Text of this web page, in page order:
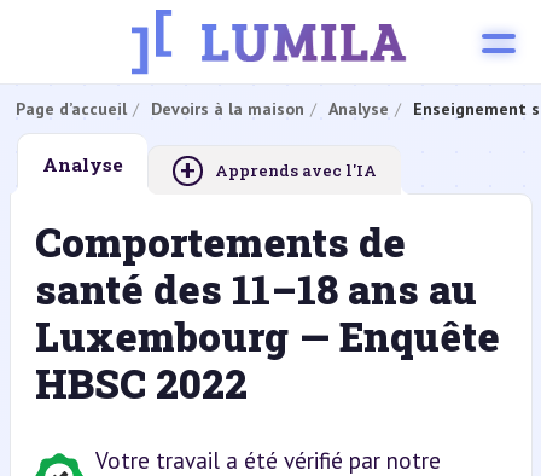
Page d’accueil Devoirs à la maison Analyse Enseignement
Analyse + Apprends avec l'IA
Comportements de
santé des 11–18 ans au
Luxembourg — Enquête
HBSC 2022
Votre travail a été vérifié par notre